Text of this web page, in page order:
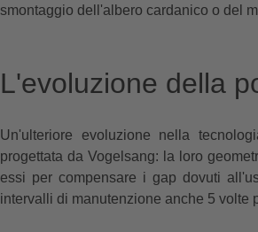
smontaggio dell'albero cardanico o del
L'evoluzione della
Un'ulteriore evoluzione nella
progettata da Vogelsang: la loro
essi per compensare i gap dovuti
intervalli di manutenzione anche 5 volte